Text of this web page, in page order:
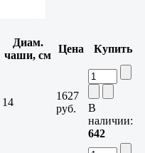
Диам.
чаши, см
Цена Купить
14
1627
руб.
В
наличии:
642